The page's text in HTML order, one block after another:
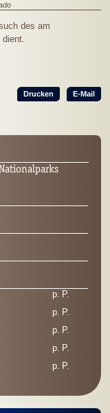
des am
Drucken E-Mail
p. P.
p. P.
p. P.
p. P.
p. P.